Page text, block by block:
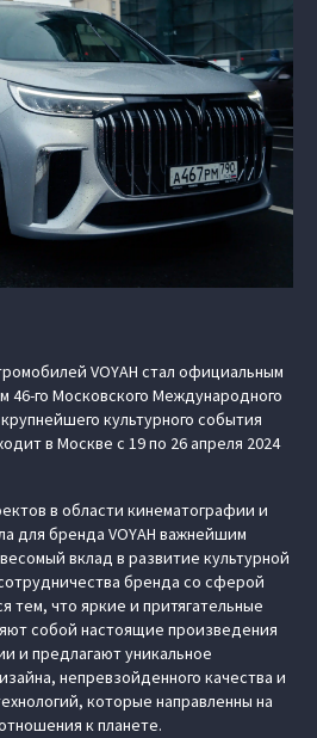
VOYAH стал официальным
46-го Московского Международного
культурного события
в Москве с 19 по 26 апреля 2024
в области кинематографии и
для бренда VOYAH важнейшим
вклад в развитие культурной
бренда со сферой
тем, что яркие и притягательные
собой настоящие произведения
и предлагают уникальное
непревзойденного качества и
которые направленны на
к планете.